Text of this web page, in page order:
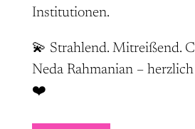
Institutionen.
💫 Strahlend. Mitreißend.
Neda Rahmanian –
❤️